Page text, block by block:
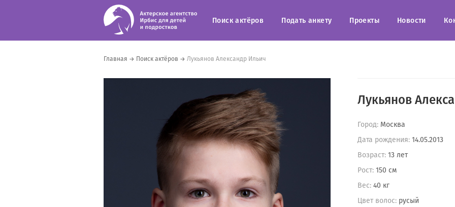
Поиск актёров Подать анкету Проекты Новости
Главная → Поиск актёров → Лукьянов Александр Ильич
Лукьянов
Город: Москва
Дата рождения: 14.05.2013
Возраст: 13 лет
Рост: 150 см
Вес: 40 кг
Цвет волос: русый